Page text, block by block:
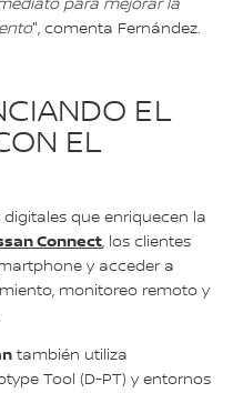
para mejorar la
", comenta Fernández.
EL
EL
que enriquecen la
Connect, los clientes
y acceder a
monitoreo remoto y
también utiliza
Tool (D-PT) y entornos